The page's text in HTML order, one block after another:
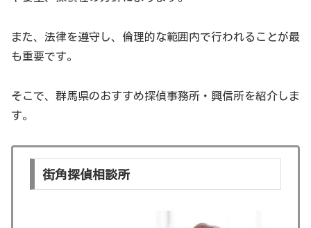
また、法律を遵守し、倫理的な範囲内で行われることが最
も重要です。
そこで、群馬県のおすすめ探偵事務所・興信所を紹介しま
す。
街角探偵相談所